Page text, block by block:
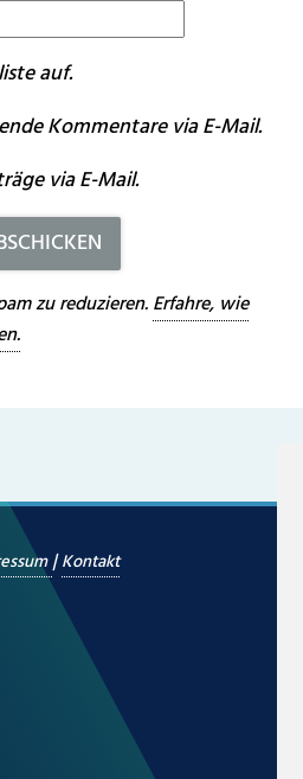
auf.
Kommentare via E-Mail.
via E-Mail.
zu reduzieren.Erfahre, wie
|Kontakt